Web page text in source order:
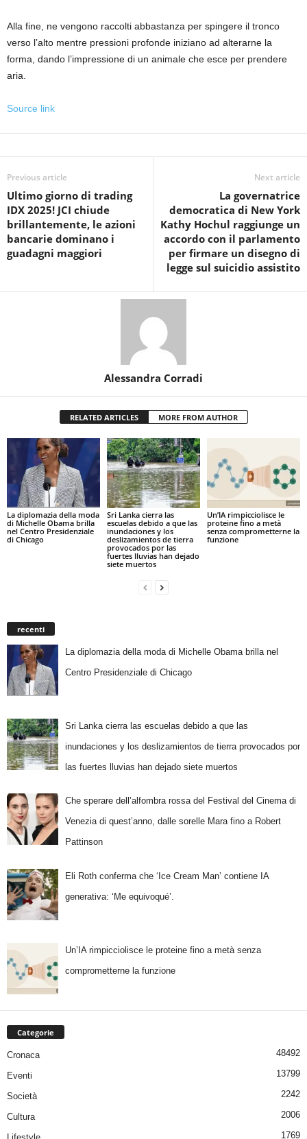
Alla fine, ne vengono raccolti abbastanza per spingere il tronco
verso l’alto mentre pressioni profonde iniziano ad alterarne la
forma, dando l’impressione di un animale che esce per prendere
aria.
Source link
Previous article
Ultimo giorno di trading
IDX 2025! JCI chiude
brillantemente, le azioni
bancarie dominano i
guadagni maggiori
Next article
La governatrice
democratica di New York
Kathy Hochul raggiunge un
accordo con il parlamento
per firmare un disegno di
legge sul suicidio assistito
Alessandra Corradi
RELATED ARTICLES MORE FROM AUTHOR
La diplomazia della moda
di Michelle Obama brilla
nel Centro Presidenziale
di Chicago
Sri Lanka cierra las
escuelas debido a que las
inundaciones y los
deslizamientos de tierra
provocados por las
fuertes lluvias han dejado
siete muertos
Un’IA rimpicciolisce le
proteine fino a metà
senza comprometterne la
funzione
recenti
La diplomazia della moda di Michelle Obama brilla nel
Centro Presidenziale di Chicago
Sri Lanka cierra las escuelas debido a que las
inundaciones y los deslizamientos de tierra provocados por
las fuertes lluvias han dejado siete muertos
Che sperare dell’alfombra rossa del Festival del Cinema di
Venezia di quest’anno, dalle sorelle Mara fino a Robert
Pattinson
Eli Roth conferma che ‘Ice Cream Man’ contiene IA
generativa: ‘Me equivoqué’.
Un’IA rimpicciolisce le proteine fino a metà senza
comprometterne la funzione
Categorie
Cronaca 48492
Eventi 13799
Società 2242
Cultura 2006
1769